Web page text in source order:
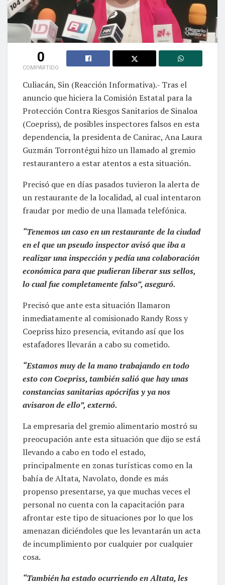
0
COMPARTIDO
Culiacán, Sin (Reacción Informativa).- Tras el
anuncio que hiciera la Comisión Estatal para la
Protección Contra Riesgos Sanitarios de Sinaloa
(Coepriss), de posibles inspectores falsos en esta
dependencia, la presidenta de Canirac, Ana Laura
Guzmán Torrontégui hizo un llamado al gremio
restaurantero a estar atentos a esta situación.
Precisó que en días pasados tuvieron la alerta de
un restaurante de la localidad, al cual intentaron
fraudar por medio de una llamada telefónica.
“Tenemos un caso en un restaurante de la ciudad
en el que un pseudo inspector avisó que iba a
realizar una inspección y pedía una colaboración
económica para que pudieran liberar sus sellos,
lo cual fue completamente falso”, aseguró.
Precisó que ante esta situación llamaron
inmediatamente al comisionado Randy Ross y
Coepriss hizo presencia, evitando así que los
estafadores llevarán a cabo su cometido.
“Estamos muy de la mano trabajando en todo
esto con Coepriss, también salió que hay unas
constancias sanitarias apócrifas y ya nos
avisaron de ello”, externó.
La empresaria del gremio alimentario mostró su
preocupación ante esta situación que dijo se está
llevando a cabo en todo el estado,
principalmente en zonas turísticas como en la
bahía de Altata, Navolato, donde es más
propenso presentarse, ya que muchas veces el
personal no cuenta con la capacitación para
afrontar este tipo de situaciones por lo que los
amenazan diciéndoles que les levantarán un acta
de incumplimiento por cualquier por cualquier
cosa.
“También ha estado ocurriendo en Altata, les